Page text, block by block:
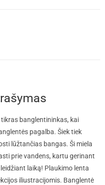
banglentininkas, kai
pagalba. Šiek tiek
lūžtančias bangas. Ši miela
prie vandens, kartu gerinant
laiką! Plaukimo lenta
iliustracijomis. Banglentė